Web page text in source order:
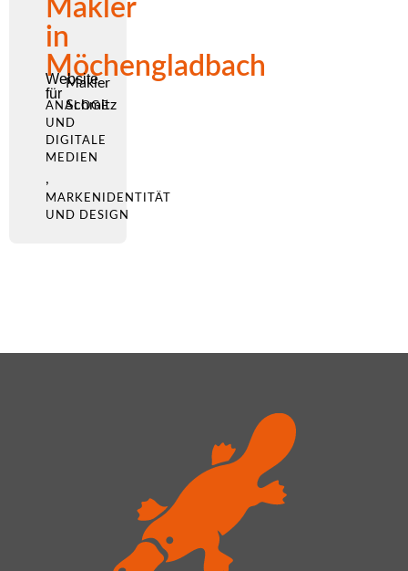
Makler
in
Möchengladbach
Website
für
Makler
Schmitz
ANALOGE
UND
DIGITALE
MEDIEN
,
MARKENIDENTITÄT
UND DESIGN